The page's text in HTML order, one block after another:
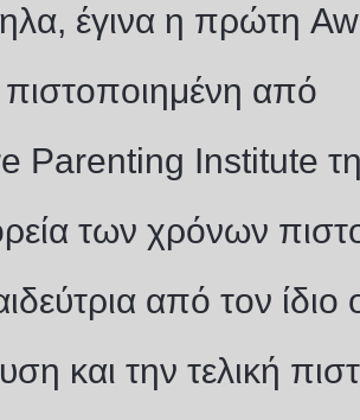
έγινα η πρώτη
πιστοποιημένη από
Parenting Institute
των χρόνων
από τον
και την τελική